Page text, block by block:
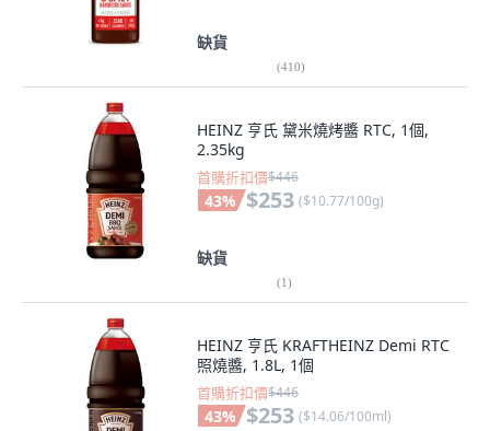
缺貨
(410)
HEINZ 亨氏 黛米燒烤醬 RTC, 1個,
2.35kg
首購折扣價$446
43% $253 ($10.77/100g)
缺貨
(1)
HEINZ 亨氏 KRAFTHEINZ Demi RTC
照燒醬, 1.8L, 1個
首購折扣價$446
43% $253 ($14.06/100ml)